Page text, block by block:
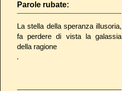
Parole rubate:
La stella della speranza illusoria,
fa perdere di vista la galassia
della ragione
.